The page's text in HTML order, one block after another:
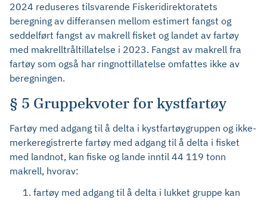
2024 reduseres tilsvarende Fiskeridirektoratets
beregning av differansen mellom estimert fangst og
seddelført fangst av makrell fisket og landet av fartøy
med makrelltråltillatelse i 2023. Fangst av makrell fra
fartøy som også har ringnottillatelse omfattes ikke av
beregningen.
§ 5 Gruppekvoter for kystfartøy
Fartøy med adgang til å delta i kystfartøygruppen og ikke-
merkeregistrerte fartøy med adgang til å delta i fisket
med landnot, kan fiske og lande inntil 44 119 tonn
makrell, hvorav:
fartøy med adgang til å delta i lukket gruppe kan